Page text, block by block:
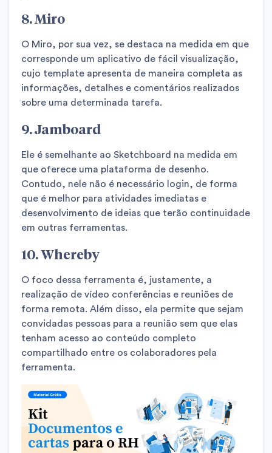
8. Miro
O Miro, por sua vez, se destaca na medida em que
corresponde um aplicativo de fácil visualização,
cujo template apresenta de maneira completa as
informações, detalhes e comentários realizados
sobre uma determinada tarefa.
9. Jamboard
Ele é semelhante ao Sketchboard na medida em
que oferece uma plataforma de desenho.
Contudo, nele não é necessário login, de forma
que é melhor para atividades imediatas e
desenvolvimento de ideias que terão continuidade
em outras ferramentas.
10. Whereby
O foco dessa ferramenta é, justamente, a
realização de vídeo conferências e reuniões de
forma remota. Além disso, ela permite que sejam
convidadas pessoas para a reunião sem que elas
tenham acesso ao conteúdo completo
compartilhado entre os colaboradores pela
ferramenta.